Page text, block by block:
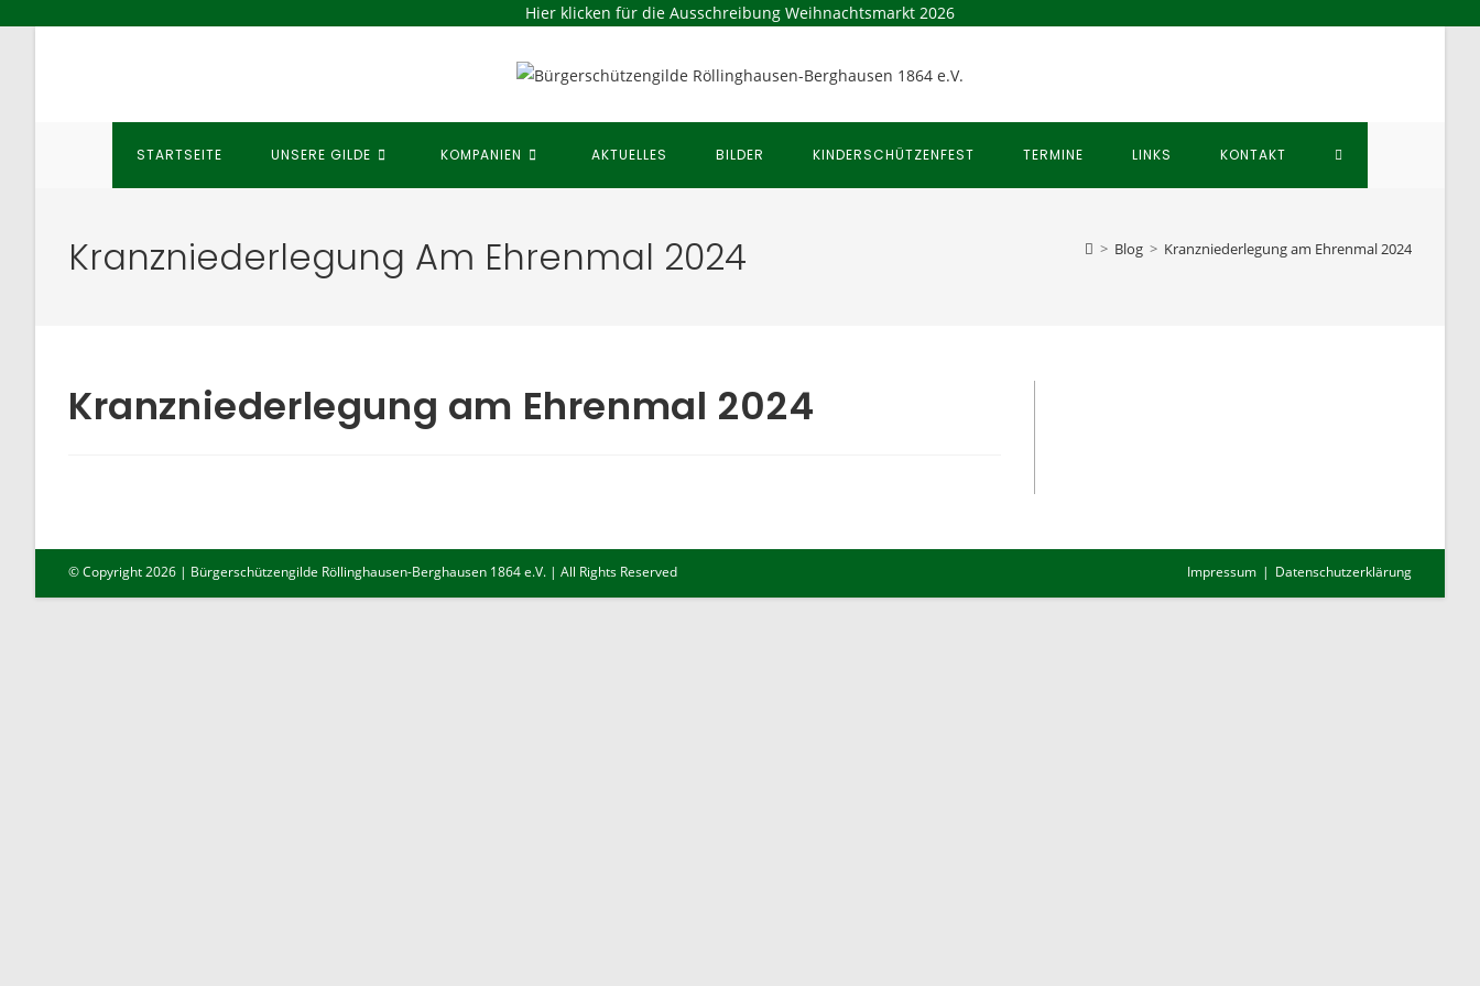
Hier klicken für die Ausschreibung Weihnachtsmarkt 2026
STARTSEITE UNSERE GILDE KOMPANIEN AKTUELLES BILDER KINDERSCHÜTZENFEST TERMINE LINKS KONTAKT WEBSITE-
Kranzniederlegung Am Ehrenmal 2024 > Blog > Kranzniederlegung am Ehrenmal 2024
Kranzniederlegung am Ehrenmal 2024
Impressum Datenschutzerklärung
© Copyright 2026 | Bürgerschützengilde Röllinghausen-Berghausen 1864 e.V. | All Rights Reserved